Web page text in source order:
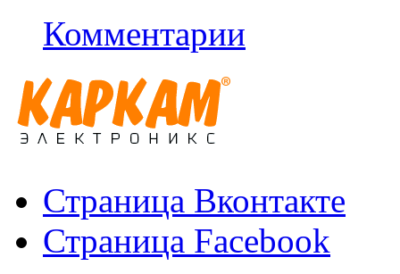
Комментарии
Страница Вконтакте
Страница Facebook